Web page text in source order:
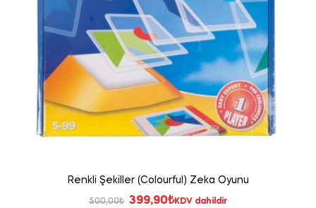
Renkli Şekiller (Colourful) Zeka Oyunu
500,00₺ Orijinal
399,90₺
Şu KDV dahildir